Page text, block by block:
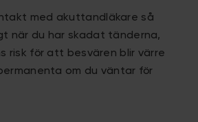
med akuttandläkare så
när du har skadat tänderna,
risk för att besvären blir värre
om du väntar för